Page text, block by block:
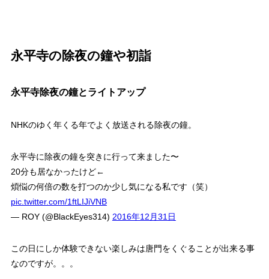
永平寺の除夜の鐘や初詣
永平寺除夜の鐘とライトアップ
NHKのゆく年くる年でよく放送される除夜の鐘。
永平寺に除夜の鐘を突きに行って来ました〜
20分も居なかったけど←
煩悩の何倍の数を打つのか少し気になる私です（笑）
pic.twitter.com/1ftLIJiVNB
— ROY (@BlackEyes314) 2016年12月31日
この日にしか体験できない楽しみは唐門をくぐることが出来る事
なのですが。。。